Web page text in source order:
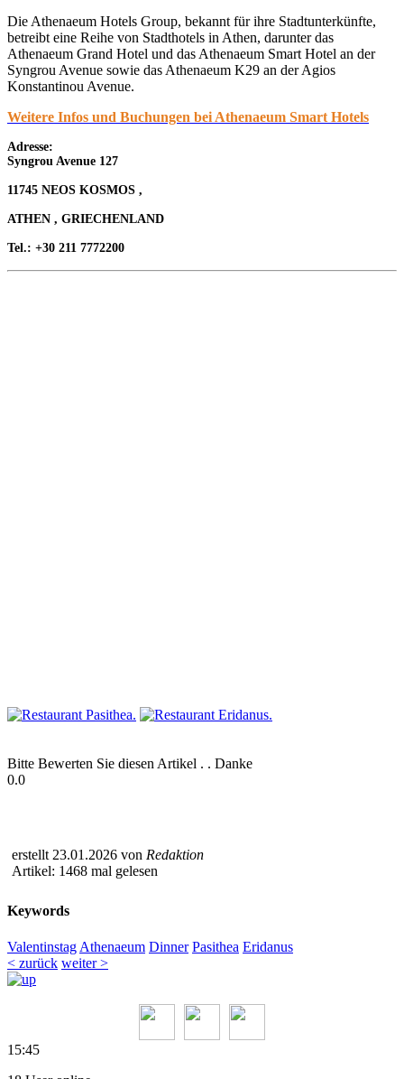
Die Athenaeum Hotels Group, bekannt für ihre Stadtunterkünfte,
betreibt eine Reihe von Stadthotels in Athen, darunter das
Athenaeum Grand Hotel und das Athenaeum Smart Hotel an der
Syngrou Avenue sowie das Athenaeum K29 an der Agios
Konstantinou Avenue.
Weitere Infos und Buchungen bei Athenaeum Smart Hotels
Adresse:
Syngrou Avenue 127
11745 NEOS KOSMOS ,
ATHEN , GRIECHENLAND
Tel.: +30 211 7772200
Bitte Bewerten Sie diesen Artikel . . Danke
0.0
erstellt 23.01.2026 von Redaktion
Artikel: 1468 mal gelesen
Keywords
Valentinstag Athenaeum Dinner Pasithea Eridanus
< zurück weiter >
15:45